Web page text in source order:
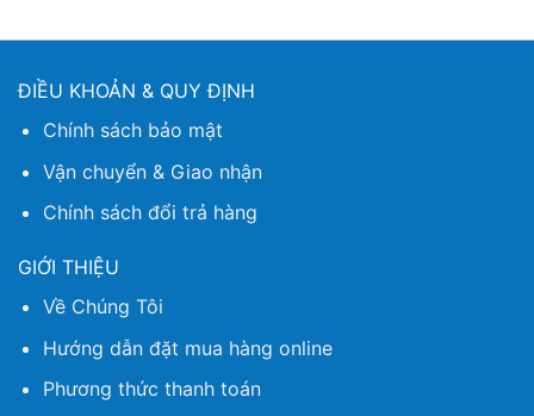
ĐIỀU KHOẢN & QUY ĐỊNH
Chính sách bảo mật
Vận chuyển & Giao nhận
Chính sách đổi trả hàng
GIỚI THIỆU
Về Chúng Tôi
Hướng dẫn đặt mua hàng online
Phương thức thanh toán